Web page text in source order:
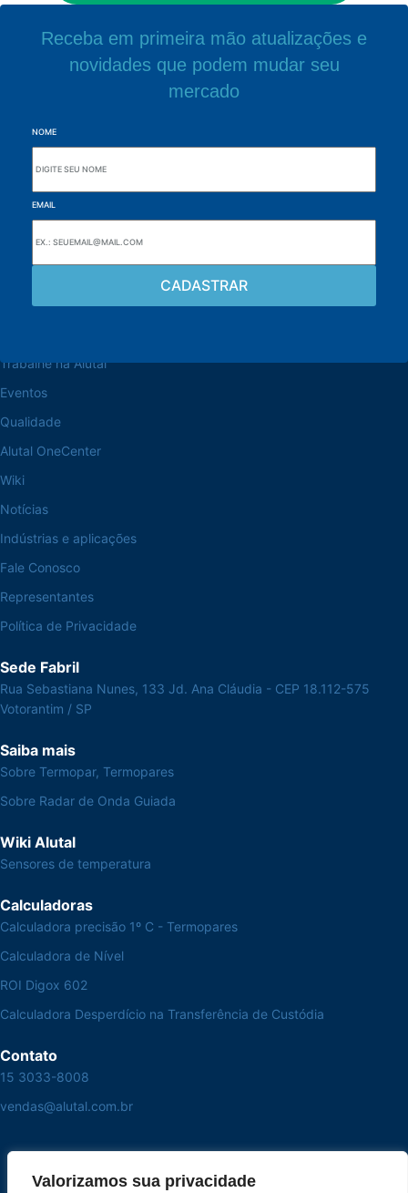
Valorizamos sua privacidade
Receba em primeira mão atualizações e
novidades que podem mudar seu
mercado
NOME
EMAIL
Navegue pelo site
Trabalhe na Alutal
Eventos
Qualidade
Alutal OneCenter
Wiki
Notícias
Indústrias e aplicações
Fale Conosco
Representantes
Política de Privacidade
Sede Fabril
Rua Sebastiana Nunes, 133 Jd. Ana Cláudia - CEP 18.112-575
Votorantim / SP
Saiba mais
Sobre Termopar, Termopares
Sobre Radar de Onda Guiada
Wiki Alutal
Sensores de temperatura
Calculadoras
Calculadora precisão 1º C - Termopares
Calculadora de Nível
ROI Digox 602
Calculadora Desperdício na Transferência de Custódia
Contato
15 3033-8008
vendas@alutal.com.br